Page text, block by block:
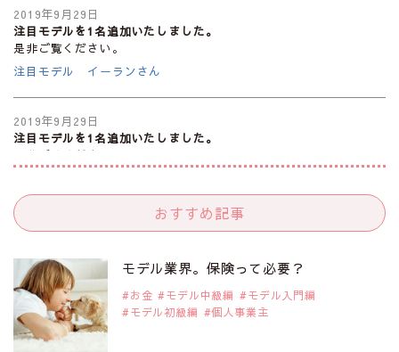
2019年9月29日
注目モデルを1名追加いたしました。
是非ご覧ください。
注目モデル イーランさん
2019年9月29日
注目モデルを1名追加いたしました。
是非ご覧ください。
2019年9月29日
是非ご覧ください。
注目モデル カーラ・デルヴィーニュ
2019年9月29日
おすすめ記事
モデル業界。保険って必要？
お金 モデル中級編
モデル入門編
モデル初級編
個人事業主